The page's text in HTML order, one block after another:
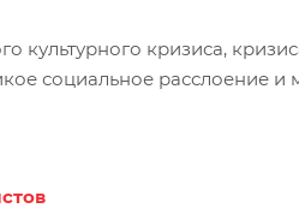
кризиса,
социальное расслоение и